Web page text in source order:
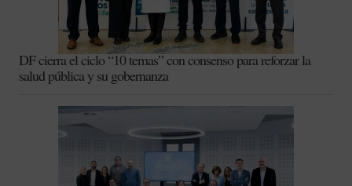
DF cierra el ciclo “10 temas” con consenso para reforzar la
salud pública y su gobernanza